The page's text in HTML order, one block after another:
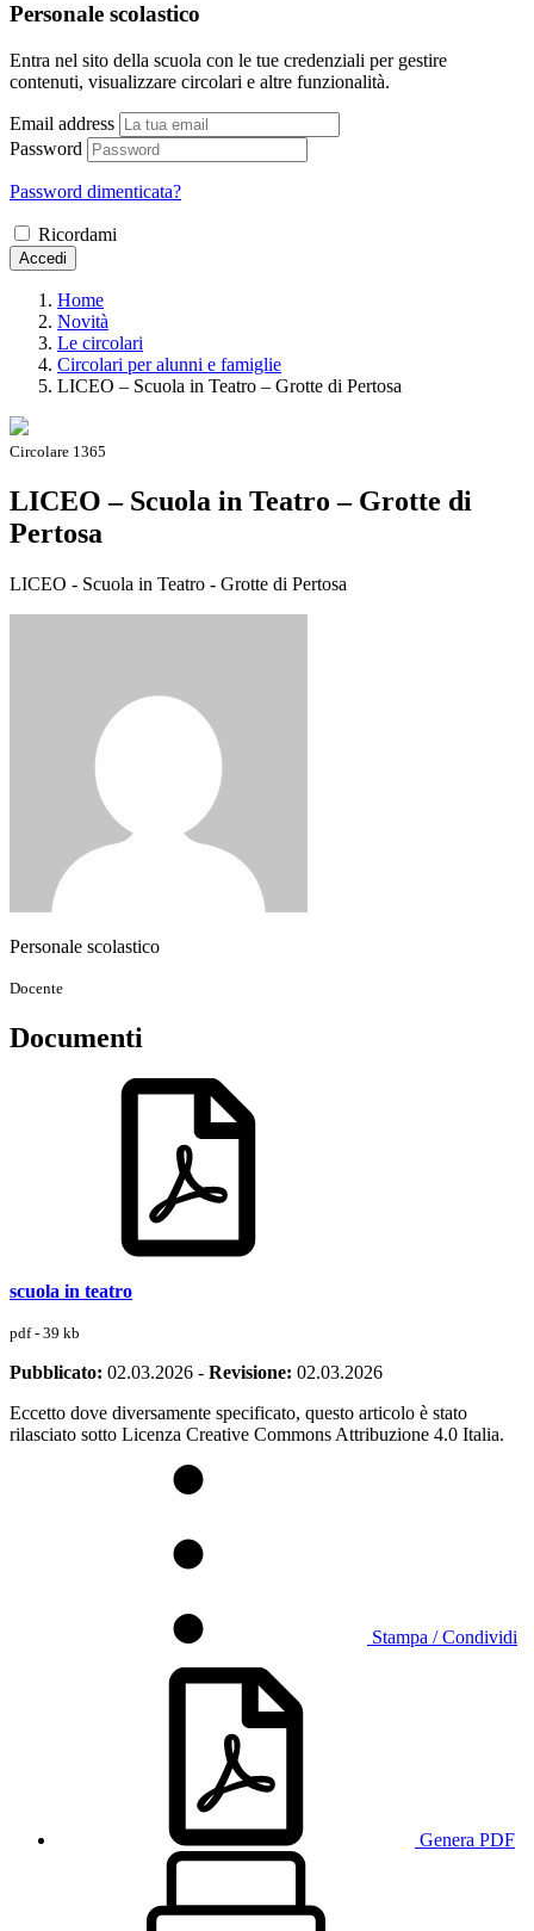
Personale scolastico
Entra nel sito della scuola con le tue credenziali per gestire
contenuti, visualizzare circolari e altre funzionalità.
Email address
Password
Password dimenticata?
Ricordami
Accedi
Home
Novità
Le circolari
Circolari per alunni e famiglie
LICEO – Scuola in Teatro – Grotte di Pertosa
Circolare 1365
LICEO – Scuola in Teatro – Grotte di
Pertosa
LICEO - Scuola in Teatro - Grotte di Pertosa
Personale scolastico
Docente
Documenti
scuola in teatro
pdf - 39 kb
Pubblicato: 02.03.2026 - Revisione: 02.03.2026
Eccetto dove diversamente specificato, questo articolo è stato
rilasciato sotto Licenza Creative Commons Attribuzione 4.0 Italia.
Stampa / Condividi
Genera PDF